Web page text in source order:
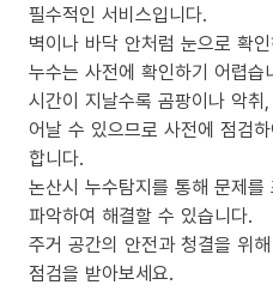
필수적인 서비스입니다.
벽이나 바닥 안처럼 눈으로 확
누수는 사전에 확인하기 어렵습
시간이 지날수록 곰팡이나 악
어날 수 있으므로 사전에 점검
합니다.
논산시 누수탐지를 통해 문제
파악하여 해결할 수 있습니다.
주거 공간의 안전과 청결을 위
점검을 받아보세요.